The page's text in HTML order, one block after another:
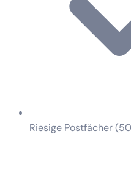
Riesige Postfächer